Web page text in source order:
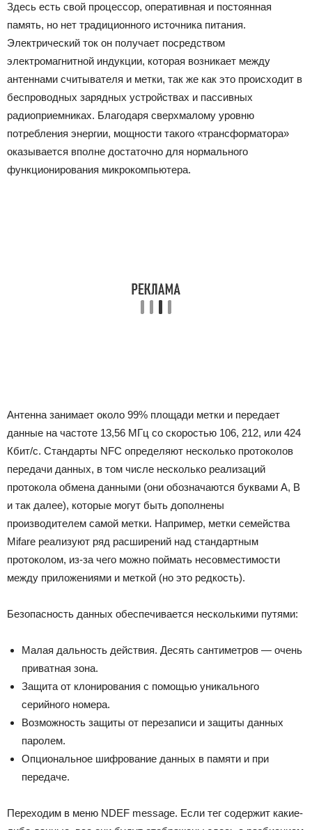
Здесь есть свой процессор, оперативная и постоянная
память, но нет традиционного источника питания.
Электрический ток он получает посредством
электромагнитной индукции, которая возникает между
антеннами считывателя и метки, так же как это происходит в
беспроводных зарядных устройствах и пассивных
радиоприемниках. Благодаря сверхмалому уровню
потребления энергии, мощности такого «трансформатора»
оказывается вполне достаточно для нормального
функционирования микрокомпьютера.
Антенна занимает около 99% площади метки и передает
данные на частоте 13,56 МГц со скоростью 106, 212, или 424
Кбит/с. Стандарты NFC определяют несколько протоколов
передачи данных, в том числе несколько реализаций
протокола обмена данными (они обозначаются буквами A, B
и так далее), которые могут быть дополнены
производителем самой метки. Например, метки семейства
Mifare реализуют ряд расширений над стандартным
протоколом, из-за чего можно поймать несовместимости
между приложениями и меткой (но это редкость).
Безопасность данных обеспечивается несколькими путями:
Малая дальность действия. Десять сантиметров — очень
приватная зона.
Защита от клонирования с помощью уникального
серийного номера.
Возможность защиты от перезаписи и защиты данных
паролем.
Опциональное шифрование данных в памяти и при
передаче.
Переходим в меню NDEF message. Если тег содержит какие-